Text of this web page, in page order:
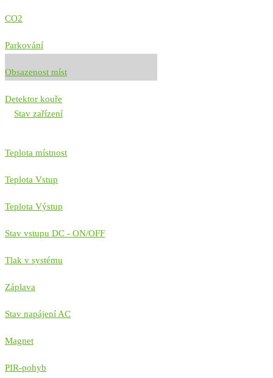
CO2
Parkování
Obsazenost míst
Detektor kouře
Stav zařízení
Teplota místnost
Teplota Vstup
Teplota Výstup
Stav vstupu DC - ON/OFF
Tlak v systému
Záplava
Stav napájení AC
Magnet
PIR-pohyb